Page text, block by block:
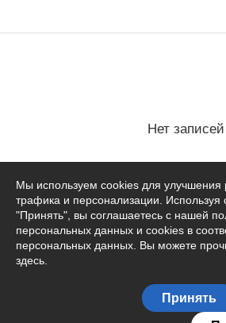
Нет записей
Мы используем cookies для улучшения
трафика и персонализации. Используя
"Принять", вы соглашаетесь с нашей
персональных данных и cookies в
персональных данных. Вы можете
здесь
Принять